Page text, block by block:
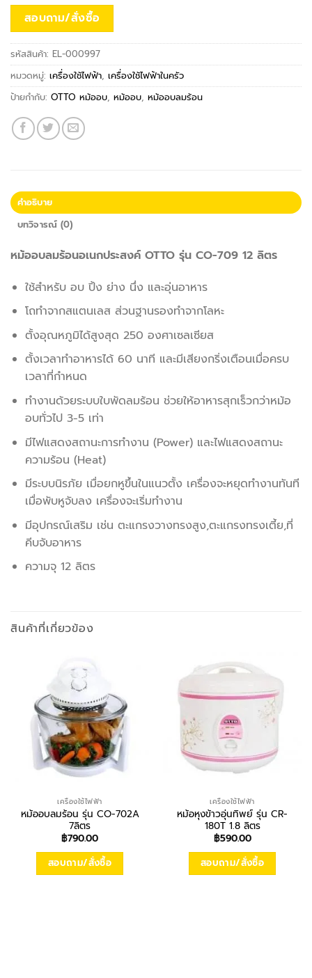
สอบถาม/สั่งซื้อ
รหัสสินค้า: EL-000997
หมวดหมู่: เครื่องใช้ไฟฟ้า, เครื่องใช้ไฟฟ้าในครัว
ป้ายกำกับ: OTTO หม้ออบ, หม้ออบ, หม้ออบลมร้อน
คำอธิบาย
บทวิจารณ์ (0)
หม้ออบลมร้อนอเนกประสงค์ OTTO รุ่น CO-709 12 ลิตร
ใช้สำหรับ อบ ปิ้ง ย่าง นึ่ง และอุ่นอาหาร
โถทำจากสแตนเลส ส่วนฐานรองทำจากโลหะ
ตั้งอุณหภูมิได้สูงสุด 250 องศาเซลเซียส
ตั้งเวลาทำอาหารได้ 60 นาที และมีเสียงกริ่งเตือนเมื่อครบ
เวลาที่กำหนด
ทำงานด้วยระบบใบพัดลมร้อน ช่วยให้อาหารสุกเร็วกว่าหม้อ
อบทั่วไป 3-5 เท่า
มีไฟแสดงสถานะการทำงาน (Power) และไฟแสดงสถานะ
ความร้อน (Heat)
มีระบบนิรภัย เมื่อยกหูขึ้นในแนวตั้ง เครื่องจะหยุดทำงานทันที
เมื่อพับหูจับลง เครื่องจะเริ่มทำงาน
มีอุปกรณ์เสริม เช่น ตะแกรงวางทรงสูง,ตะแกรงทรงเตี้ย,ที่
คีบจับอาหาร
ความจุ 12 ลิตร
สินค้าที่เกี่ยวข้อง
เครื่องใช้ไฟฟ้า
หม้ออบลมร้อน รุ่น CO-702A
7ลิตร
฿790.00
สอบถาม/สั่งซื้อ
เครื่องใช้ไฟฟ้า
หม้อหุงข้าวอุ่นทิพย์ รุ่น CR-
180T 1.8 ลิตร
฿590.00
สอบถาม/สั่งซื้อ